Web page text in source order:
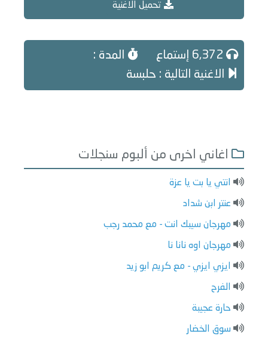
تحميل الاغنية
المدة :
الاغنية التالية : حلبسة
اغاني اخرى من ألبوم سنجلات
انتي يا بت يا عزة
عنتر ابن شداد
مهرجان سيبك انت - مع محمد رجب
مهرجان اوه نانا نا
ايزي ايزي - مع كريم ابو زيد
الفرح
حارة عجيبة
سوق الخضار